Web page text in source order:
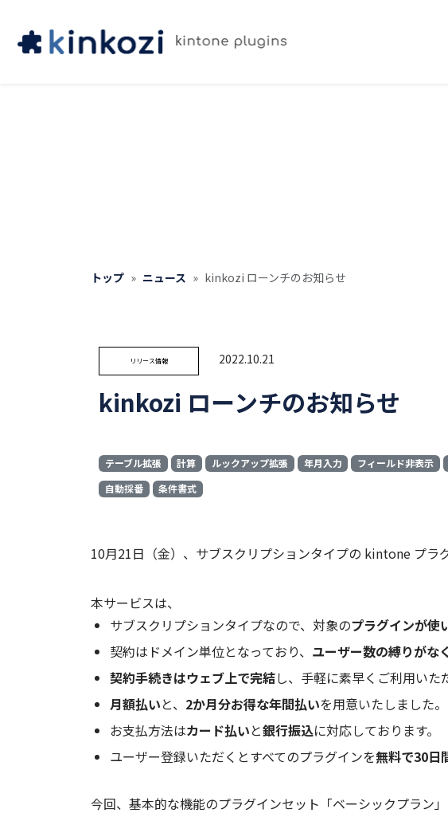
トップ ニュース kinkozi ローンチのお知らせ
リリース情報 2022.10.21
kinkozi ローンチのお知らせ
テーブル拡張 計算 ルックアップ拡張 年月入力 フィールド非表示
自動採番
条件書式
10月21日（金）、サブスクリプションタイプの kintone プラ
本サービスは、
サブスクリプションタイプなので、対象のプラグインが使
契約はドメイン単位となっており、 ユーザー数の縛りがなく
契約手続きはウェブ上で完結し、手軽に素早くご利用いた
月額払いと、 2か月分お得な年間払いを用意いたしました。
お支払方法はカード払いと銀行振込に対応しております。
ユーザー登録いただくとすべてのプラグインを無料で30日
今回、基本的な機能のプラグインセット「ベーシックプラン